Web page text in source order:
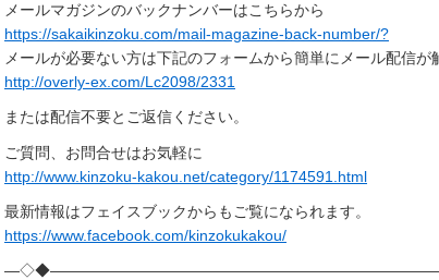
メールマガジンのバックナンバーはこちらから
https://sakaikinzoku.com/mail-magazine-back-number/?
メールが必要ない方は下記のフォームから簡単にメール配信が
http://overly-ex.com/Lc2098/2331
または配信不要とご返信ください。
ご質問、お問合せはお気軽に
http://www.kinzoku-kakou.net/category/1174591.html
最新情報はフェイスブックからもご覧になられます。
https://www.facebook.com/kinzokukakou/